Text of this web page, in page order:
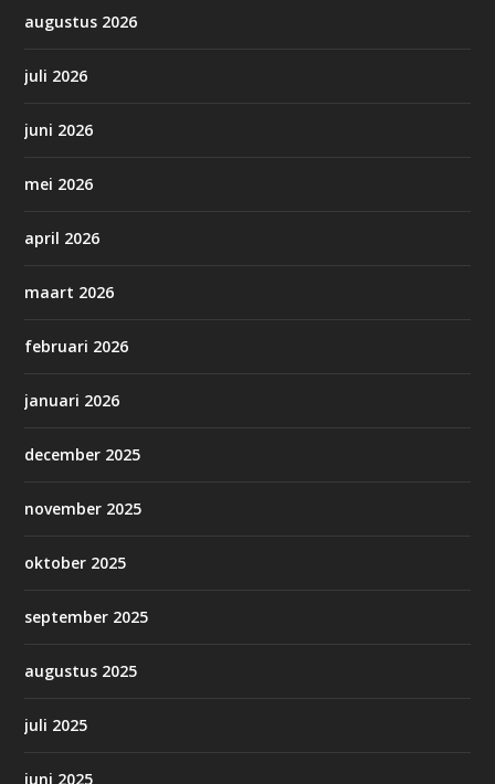
augustus 2026
juli 2026
juni 2026
mei 2026
april 2026
maart 2026
februari 2026
januari 2026
december 2025
november 2025
oktober 2025
september 2025
augustus 2025
juli 2025
juni 2025